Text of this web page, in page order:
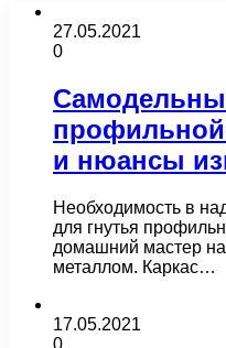
27.05.2021
0
профильной
и нюансы
Необходимость в
для гнутья
домашний мастер
металлом. Каркас…
17.05.2021
0